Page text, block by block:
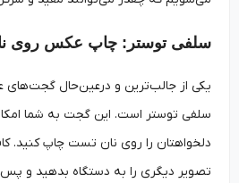
سلفی توستر: چاپ عکس روی نان
یکی از جالب‌ترین و درعین‌حال گجت‌های
سلفی توستر است. این گجت به شما امکان
دلخواهتان را روی نان تست چاپ کنید.
تصویر دیگری را به دستگاه بدهید و پس از